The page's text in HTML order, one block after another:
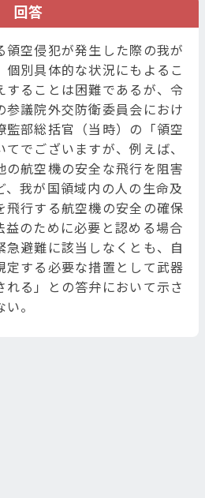
回答
空侵犯が発生した際の我が
別具体的な状況にもよるこ
することは困難であるが、令
議院外交防衛委員会におけ
監部総括官（当時）の「領空
でございますが、例えば、
の航空機の安全な飛行を阻害
我が国領域内の人の生命及
飛行する航空機の安全の確保
益のために必要と認める場合
急避難に該当しなくとも、自
定する必要な措置として武器
れる」との答弁において示さ
。